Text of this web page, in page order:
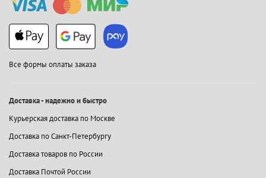
Все формы оплаты заказа
Доставка - надежно и быстро
Курьерская доставка по Москве
Доставка по Санкт-Петербургу
Доставка товаров по России
Доставка Почтой России